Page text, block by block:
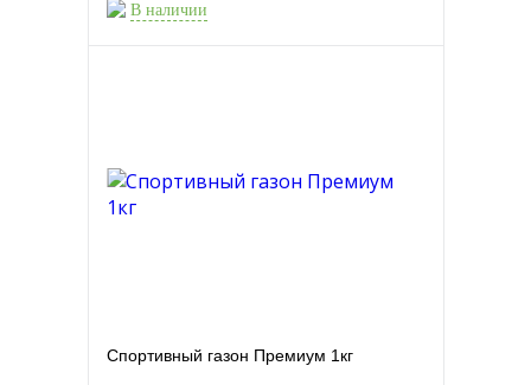
В наличии
Спортивный газон Премиум 1кг